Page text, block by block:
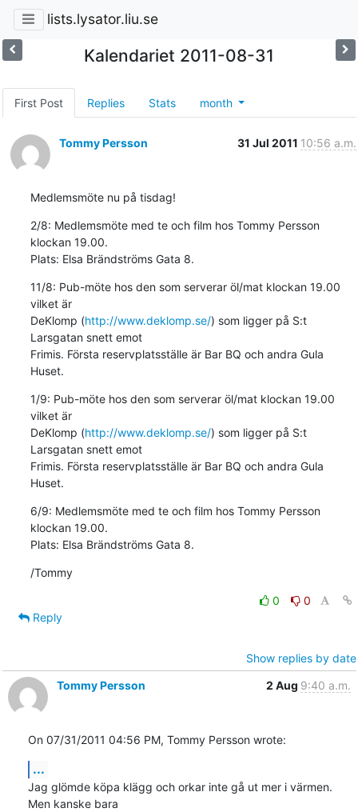
lists.lysator.liu.se
Kalendariet 2011-08-31
First Post Replies Stats month
Tommy Persson 31 Jul 2011 10:56 a.m.
Medlemsmöte nu på tisdag!
2/8: Medlemsmöte med te och film hos Tommy Persson
klockan 19.00.
Plats: Elsa Brändströms Gata 8.
11/8: Pub-möte hos den som serverar öl/mat klockan 19.00
vilket är
DeKlomp (http://www.deklomp.se/) som ligger på S:t
Larsgatan snett emot
Frimis. Första reservplatsställe är Bar BQ och andra Gula
Huset.
1/9: Pub-möte hos den som serverar öl/mat klockan 19.00
vilket är
DeKlomp (http://www.deklomp.se/) som ligger på S:t
Larsgatan snett emot
Frimis. Första reservplatsställe är Bar BQ och andra Gula
Huset.
6/9: Medlemsmöte med te och film hos Tommy Persson
klockan 19.00.
Plats: Elsa Brändströms Gata 8.
/Tommy
0
0
Reply
Show replies by date
Tommy Persson
2 Aug 9:40 a.m.
On 07/31/2011 04:56 PM, Tommy Persson wrote:
...
Jag glömde köpa klägg och orkar inte gå ut mer i värmen.
Men kanske bara